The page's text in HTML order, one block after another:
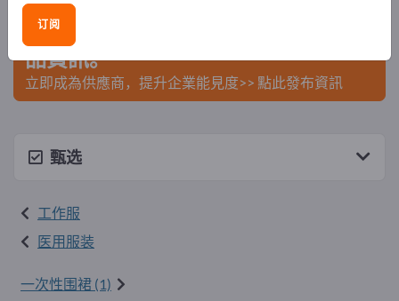
在Exportpages上發布您的公司與產
品資訊。
立即成為供應商，提升企業能見度>> 點此發布資訊
甄选
工作服
医用服装
一次性围裙 (1)
订阅